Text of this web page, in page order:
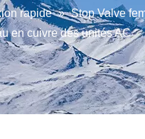
rapide » Stop Valve
en cuivre des unités AC